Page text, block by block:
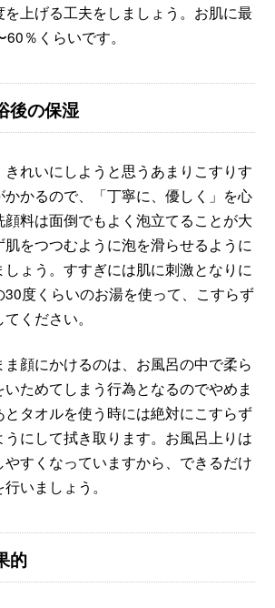
を上げる工夫をしましょう。お肌に最
％くらいです。
後の保湿
れいにしようと思うあまりこすりす
かかるので、「丁寧に、優しく」を心
料は面倒でもよく泡立てることが大
をつつむように泡を滑らせるように
しょう。すすぎには肌に刺激となりに
30度くらいのお湯を使って、こすらず
ください。
顔にかけるのは、お風呂の中で柔ら
ためてしまう行為となるのでやめま
とタオルを使う時には絶対にこすらず
にして拭き取ります。お風呂上りは
すくなっていますから、できるだけ
いましょう。
的